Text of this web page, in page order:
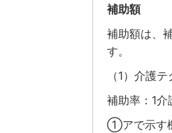
補助額
補助額は、
す。
（1）介護
補助率：1
①アで示す